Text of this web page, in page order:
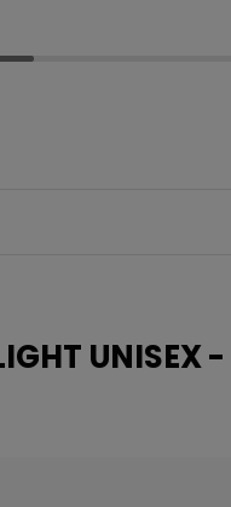
UNISEX -